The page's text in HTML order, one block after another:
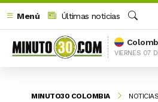
Menú
Últimas noticias
Buscar
VIERNES 07
MINUTO30 COLOMBIA